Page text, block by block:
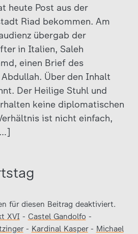
heute Post aus der
Riad bekommen. Am
übergab der
in Italien, Saleh
einen Brief des
Über den Inhalt
Der Heilige Stuhl und
keine diplomatischen
ist nicht einfach,
für diesen Beitrag deaktiviert.
XVI - Castel Gandolfo -
- Kardinal Kasper- Michael